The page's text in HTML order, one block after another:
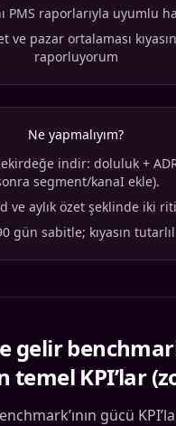
PMS raporlarıyla uyumlu
ve pazar ortalaması
raporluyorum
Ne yapmalıyım?
indir: doluluk + ADR
segment/kanaI ekle).
ve aylık özet şeklinde iki
gün sabitle; kıyasın
gelir
temel KPI’lar
gücü